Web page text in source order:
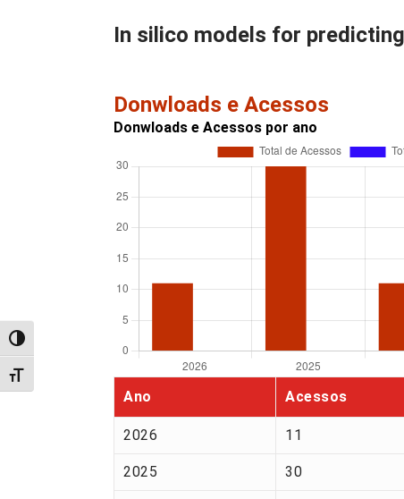
Alternar alto contraste
Alternar tamanho da fonte
In silico models for
Donwloads e Acessos
Donwloads e Acessos por ano
Ano Acessos
2026 11
2025 30